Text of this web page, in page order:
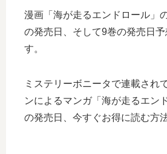
漫画「海が走るエンドロール」
の発売日、そして9巻の発売日予
す。
ミステリーボニータで連載され
ンによるマンガ「海が走るエン
の発売日、今すぐお得に読む方